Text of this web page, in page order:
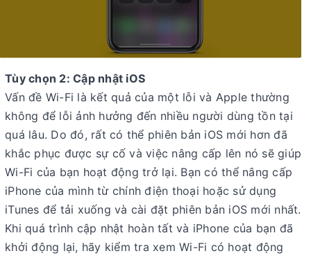
Tùy chọn 2: Cập nhật iOS
Vấn đề Wi-Fi là kết quả của một lỗi và Apple thường
không để lỗi ảnh hưởng đến nhiều người dùng tồn tại
quá lâu. Do đó, rất có thể phiên bản iOS mới hơn đã
khắc phục được sự cố và việc nâng cấp lên nó sẽ giúp
Wi-Fi của bạn hoạt động trở lại. Bạn có thể nâng cấp
iPhone của mình từ chính điện thoại hoặc sử dụng
iTunes để tải xuống và cài đặt phiên bản iOS mới nhất.
Khi quá trình cập nhật hoàn tất và iPhone của bạn đã
khởi động lại, hãy kiểm tra xem Wi-Fi có hoạt động